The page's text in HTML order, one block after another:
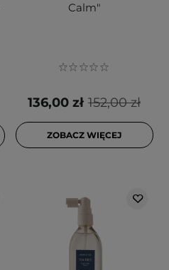
Calm"
152,00 zł
136,00 zł
ZOBACZ WIĘCEJ